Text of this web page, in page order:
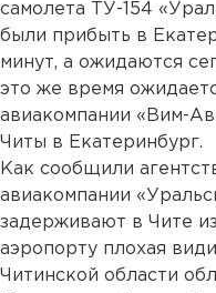
самолета ТУ-154
были прибыть в
минут, а ожидаются
это же время
авиакомпании «Вим-
Читы в Екатеринбург.
Как сообщили
авиакомпании
задерживают в Чите
аэропорту плохая
Читинской области